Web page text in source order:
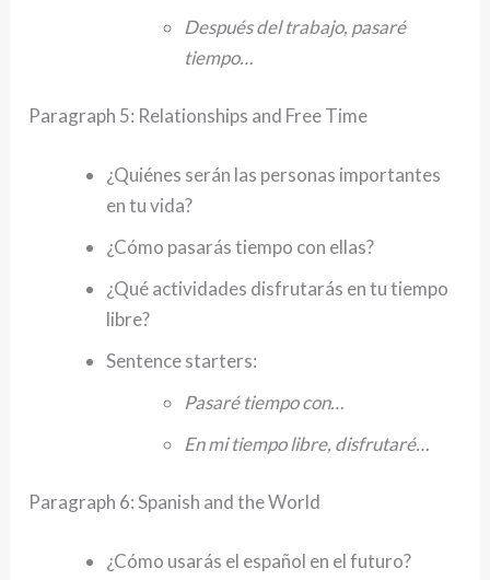
Después del trabajo, pasaré
tiempo…
Paragraph 5: Relationships and Free Time
¿Quiénes serán las personas importantes
en tu vida?
¿Cómo pasarás tiempo con ellas?
¿Qué actividades disfrutarás en tu tiempo
libre?
Sentence starters:
Pasaré tiempo con…
En mi tiempo libre, disfrutaré…
Paragraph 6: Spanish and the World
¿Cómo usarás el español en el futuro?